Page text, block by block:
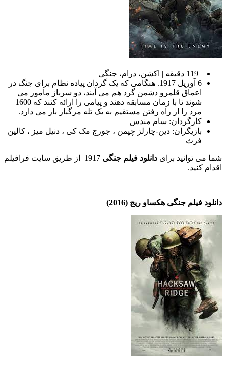
| 119 دقیقه | اکشن، درام، جنگی
6 آوریل 1917. هنگامی که یک گردان پیاده نظام برای جنگ در
اعماق قلمرو دشمن گرد هم می آیند، دو سرباز مامور می
شوند تا با زمان مسابقه دهند و پیامی را ارائه کنند که 1600
مرد را از راه رفتن مستقیم به یک تله مرگبار باز می دارد.
کارگردان: سام مندس |
بازیگران: دین-چارلز چپمن ، جورج مک کی ، دنیل میز ، کالین
فرث
شما می توانید برای دانلود فیلم جنگی
1917 از طریق سایت فرافیلم
اقدام کنید.
دانلود فیلم جنگی هکساو ریج (2016)